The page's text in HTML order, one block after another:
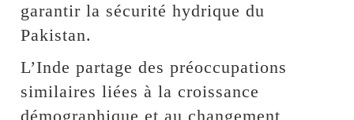
garantir la sécurité hydrique du
Pakistan.
L’Inde partage des préoccupations
similaires liées à la croissance
démographique et au changement